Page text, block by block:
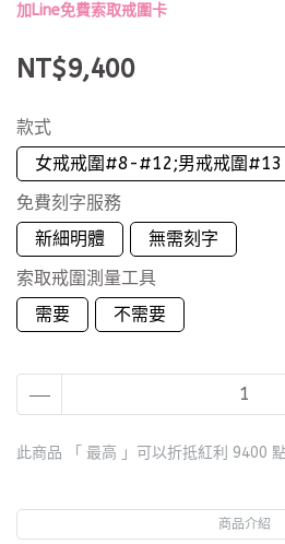
加Line免費索取戒圍卡
NT$9,400
款式
女戒戒圍#8-#12;男戒戒圍
免費刻字服務
新細明體
無需刻字
索取戒圍測量工具
需要
不需要
此商品 「 最高 」可以折抵紅利 9400
商品介紹